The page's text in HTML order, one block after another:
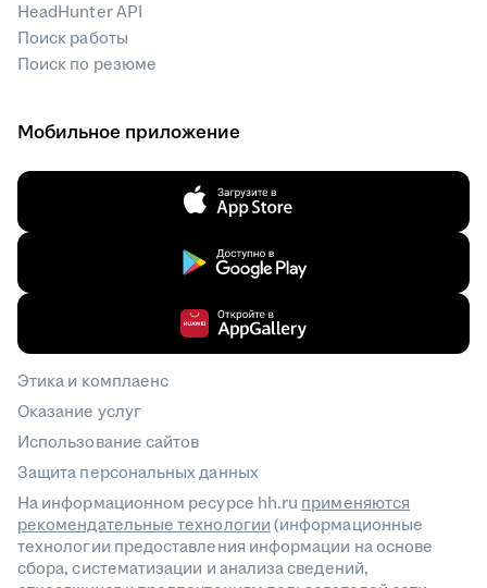
HeadHunter API
Поиск работы
Поиск по резюме
Мобильное приложение
Этика и комплаенс
Оказание услуг
Использование сайтов
Защита персональных данных
На информационном ресурсе hh.ru применяются
рекомендательные технологии(информационные
технологии предоставления информации на основе
сбора, систематизации и анализа сведений,